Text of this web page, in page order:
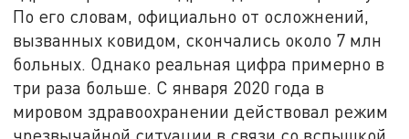
По его словам, официально от осложнений,
вызванных ковидом, скончались около 7 млн
больных. Однако реальная цифра примерно в
три раза больше. С января 2020 года в
мировом здравоохранении действовал режим
чрезвычайной ситуации в связи со вспышкой